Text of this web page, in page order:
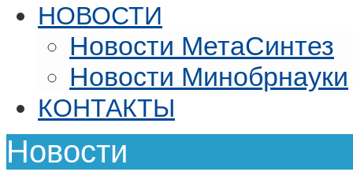
НОВОСТИ
Новости МетаСинтез
Новости Минобрнауки
КОНТАКТЫ
Новости